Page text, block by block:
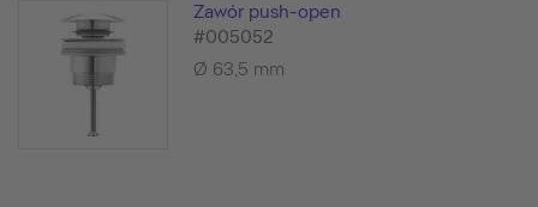
Zawór push-open
#005052
Ø 63,5 mm